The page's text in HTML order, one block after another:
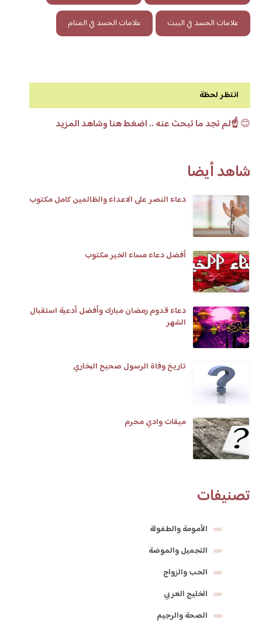
علامات الحسد في البيت علامات الحسد في المنام
انتظر لحظة
😊☝️لم تجد ما تبحث عنه .. اضغط هنا وشاهد المزيد
شاهد أيضا
دعاء النصر على الاعداء والظالمين كامل مكتوب
أفضل دعاء مساء الخير مكتوب
دعاء قدوم رمضان مبارك وأفضل أدعية استقبال
الشهر
تاريخ وفاة الرسول صحيح البخاري
ميقات وادي محرم
تصنيفات
الأمومة والطفولة
التجميل والموضة
الحب والزواج
الخليج العربي
الصحة والرجيم